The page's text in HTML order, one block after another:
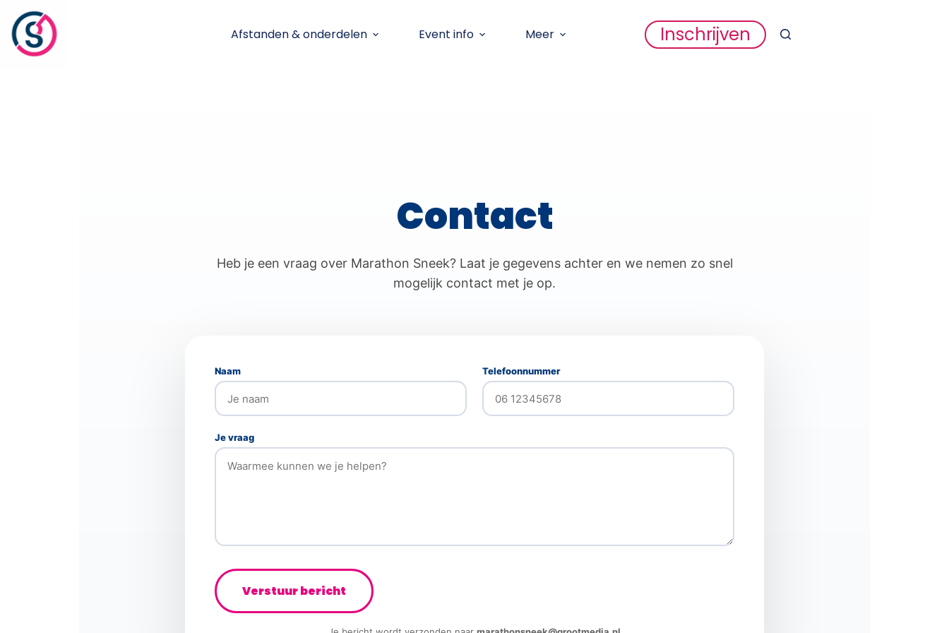
Afstanden & onderdelen Event info Meer Inschrijven
Contact
Heb je een vraag over Marathon Sneek? Laat je gegevens achter en we nemen zo snel
mogelijk contact met je op.
Naam Telefoonnummer
Je vraag
Verstuur bericht